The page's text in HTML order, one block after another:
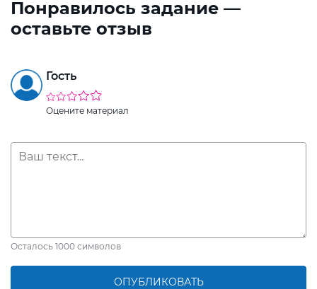
Понравилось задание —
оставьте отзыв
Гость
Оцените материал
Осталось 1000 символов
ОПУБЛИКОВАТЬ